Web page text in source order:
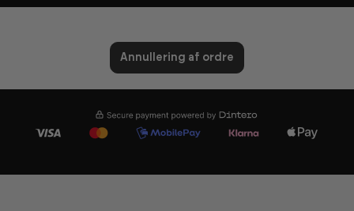
Annullering af ordre